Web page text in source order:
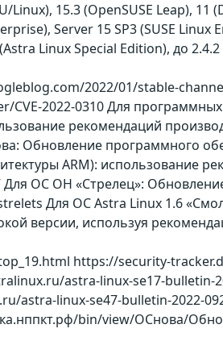
15.3 (OpenSUSE Leap), 11
Server 15 SP3 (SUSE Linux
Linux Special Edition), до
2022/01/stable-
2022-0310 Для программных
рекомендаций
Обновление программного
ARM): использование
ОС ОН «Стрелец»:
Для ОС Astra Linux 1.6
версии, используя
https://security-
astra-linux-se17-bulletin-
astra-linux-se47-bulletin-2022-
bin/view/ОСнова/